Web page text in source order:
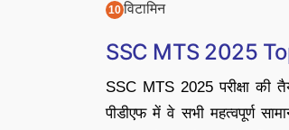
विटामिन
SSC MTS 2025
SSC MTS 2025 परीक्षा की
पीडीएफ में वे सभी महत्वपूर्ण